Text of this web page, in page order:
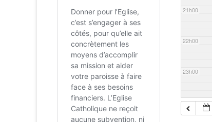
21h00
22h00
23h00